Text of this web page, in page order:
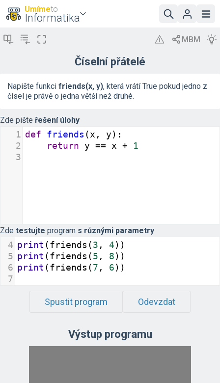
Umímeto
Informatika
Číselní přátelé
Napište funkci friends(x, y), která vrátí True pokud jedno z
čísel je právě o jedna větší než druhé.
Zde pište řešení úlohy
1 def friends (x , y):
2
return y == x +
1
3
Zde testujte program s různými parametry
4 print (friends (3 , 4))
5 print (friends (5 , 8))
6 print (friends (7 , 6))
7
Spustit program Odevzdat
Výstup programu